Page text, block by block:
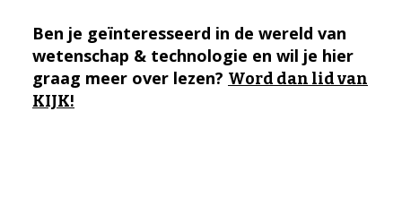
Ben je geïnteresseerd in de wereld van
wetenschap & technologie en wil je hier
graag meer over lezen? Word dan lid van
KIJK!